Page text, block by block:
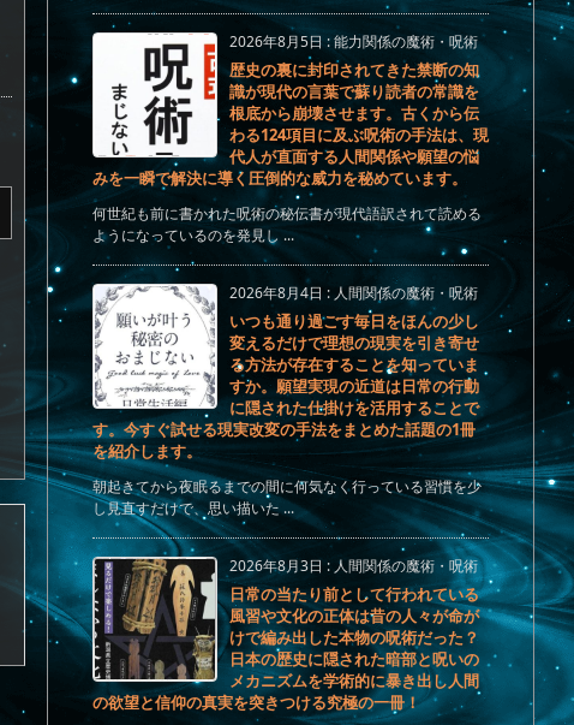
2026年8月5日 :能力関係の魔術・呪術
歴史の裏に封印されてきた禁断の知
識が現代の言葉で蘇り読者の常識を
根底から崩壊させます。古くから伝
わる124項目に及ぶ呪術の手法は、現
代人が直面する人間関係や願望の悩
みを一瞬で解決に導く圧倒的な威力を秘めています。
何世紀も前に書かれた呪術の秘伝書が現代語訳されて読める
ようになっているのを発見し ...
2026年8月4日 : 人間関係の魔術・呪術
いつも通り過ごす毎日をほんの少し
変えるだけで理想の現実を引き寄せ
る方法が存在することを知っていま
すか。願望実現の近道は日常の行動
に隠された仕掛けを活用することで
す。今すぐ試せる現実改変の手法をまとめた話題の1冊
を紹介します。
朝起きてから夜眠るまでの間に何気なく行っている習慣を少
し見直すだけで、思い描いた ...
2026年8月3日 : 人間関係の魔術・呪術
日常の当たり前として行われている
風習や文化の正体は昔の人々が命が
けで編み出した本物の呪術だった？
日本の歴史に隠された暗部と呪いの
メカニズムを学術的に暴き出し人間
の欲望と信仰の真実を突きつける究極の一冊！